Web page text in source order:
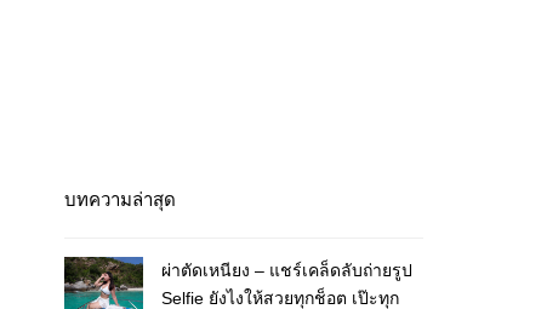
บทความล่าสุด
ผ่าตัดเหนียง – แชร์เคล็ดลับถ่ายรูป
Selfie ยังไงให้สวยทุกช็อต เป๊ะทุก